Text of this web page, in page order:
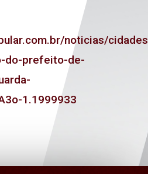
noticias/
do-prefeito-de-
1.1999933